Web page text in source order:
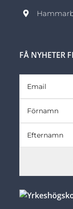
FÅ NYHETER